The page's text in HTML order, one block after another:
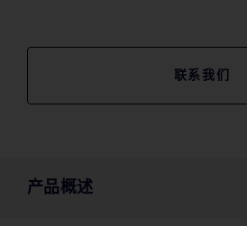
联系我们
产品概述